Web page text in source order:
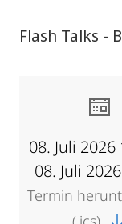
Flash Talks -
08. Juli 2026
08. Juli
Termin